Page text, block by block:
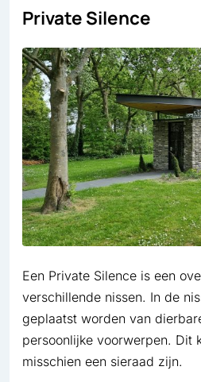
Private Silence
Een Private Silence is een
verschillende nissen. In de
geplaatst worden van
persoonlijke voorwerpen. Dit
misschien een sieraad zijn.